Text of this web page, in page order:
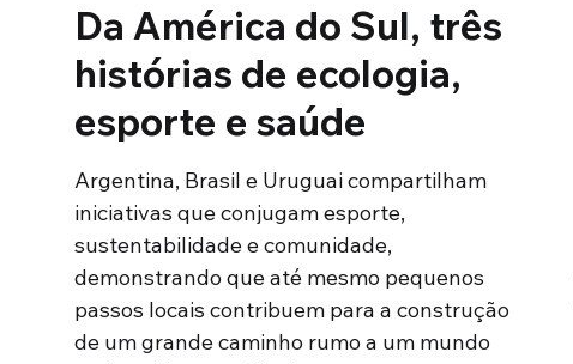
Da América do Sul, três
histórias de ecologia,
esporte e saúde
Argentina, Brasil e Uruguai compartilham
iniciativas que conjugam esporte,
sustentabilidade e comunidade,
demonstrando que até mesmo pequenos
passos locais contribuem para a construção
de um grande caminho rumo a um mundo